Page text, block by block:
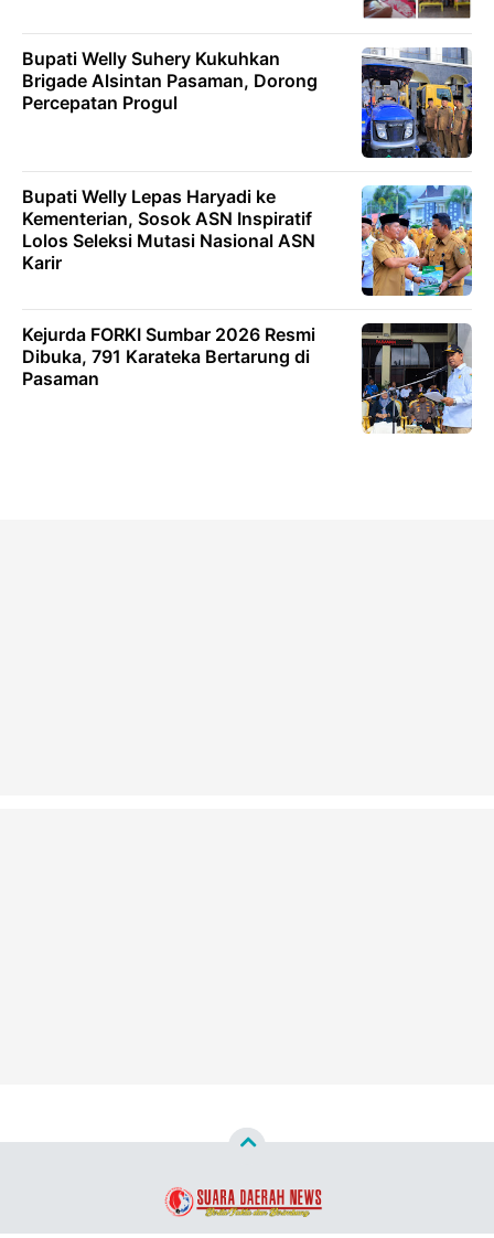
Bupati Welly Suhery Kukuhkan
Brigade Alsintan Pasaman, Dorong
Percepatan Progul
Bupati Welly Lepas Haryadi ke
Kementerian, Sosok ASN Inspiratif
Lolos Seleksi Mutasi Nasional ASN
Karir
Kejurda FORKI Sumbar 2026 Resmi
Dibuka, 791 Karateka Bertarung di
Pasaman